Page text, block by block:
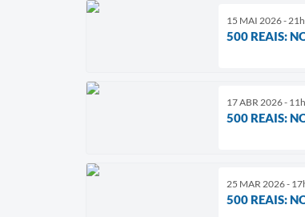
15 MAI 2026 -
500 REAIS:
17 ABR 2026 -
500 REAIS:
25 MAR 2026 -
500 REAIS: